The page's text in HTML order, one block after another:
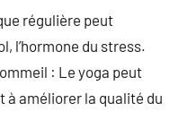
régulière peut
l’hormone du stress.
: Le yoga peut
à améliorer la qualité du